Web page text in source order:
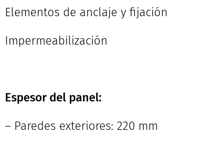
Elementos de anclaje y fijación
Impermeabilización
Espesor del panel:
– Paredes exteriores: 220 mm